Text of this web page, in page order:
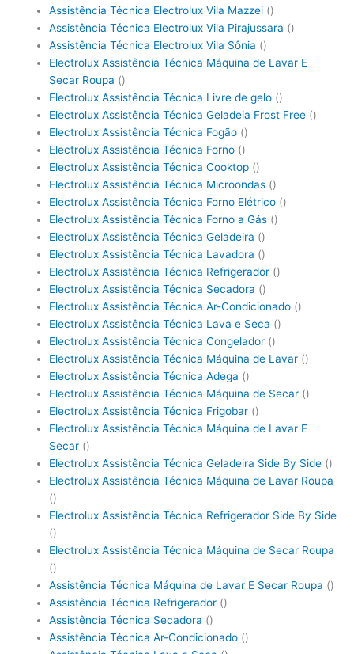
Assistência Técnica Electrolux Vila Mazzei ()
Assistência Técnica Electrolux Vila Pirajussara ()
Assistência Técnica Electrolux Vila Sônia ()
Electrolux Assistência Técnica Máquina de Lavar E
Secar Roupa ()
Electrolux Assistência Técnica Livre de gelo ()
Electrolux Assistência Técnica Geladeia Frost Free ()
Electrolux Assistência Técnica Fogão ()
Electrolux Assistência Técnica Forno ()
Electrolux Assistência Técnica Cooktop ()
Electrolux Assistência Técnica Microondas ()
Electrolux Assistência Técnica Forno Elétrico ()
Electrolux Assistência Técnica Forno a Gás ()
Electrolux Assistência Técnica Geladeira ()
Electrolux Assistência Técnica Lavadora ()
Electrolux Assistência Técnica Refrigerador ()
Electrolux Assistência Técnica Secadora ()
Electrolux Assistência Técnica Ar-Condicionado ()
Electrolux Assistência Técnica Lava e Seca ()
Electrolux Assistência Técnica Congelador ()
Electrolux Assistência Técnica Máquina de Lavar ()
Electrolux Assistência Técnica Adega ()
Electrolux Assistência Técnica Máquina de Secar ()
Electrolux Assistência Técnica Frigobar ()
Electrolux Assistência Técnica Máquina de Lavar E
Secar ()
Electrolux Assistência Técnica Geladeira Side By Side ()
Electrolux Assistência Técnica Máquina de Lavar Roupa
()
Electrolux Assistência Técnica Refrigerador Side By Side
()
Electrolux Assistência Técnica Máquina de Secar Roupa
()
Assistência Técnica Máquina de Lavar E Secar Roupa ()
Assistência Técnica Refrigerador ()
Assistência Técnica Secadora ()
Assistência Técnica Ar-Condicionado ()